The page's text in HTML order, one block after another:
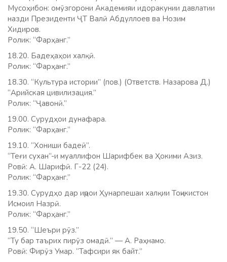
Мусоҳибон: омӯзгорони Академияи идоракунии давлатии
назди Президенти ҶТ Валӣ Абдуллоев ва Нозим
Хидиров.
Ролик: “Фарҳанг.”
18.20. Бадеҳаҳои халқӣ.
Ролик: “Фарҳанг.”
18.30. “Культура истории” (пов.) (Ответств. Назарова Д.)
“Арийская цивилизация.”
Ролик: “Ҷавонӣ.”
19.00. Сурудҳои дунафара.
Ролик: “Фарҳанг.”
19.10. “Хониши бадеӣ”.
“Теғи сухан”-и муаллифон Шарифбек ва Ҳокими Азиз.
Ровӣ: А. Шарифӣ. Г-22 (24).
Ролик: “Фарҳанг.”
19.30. Сурудҳо дар иҷрои Ҳунарпешаи халқии Тоҷикистон
Исмоил Назрӣ.
Ролик: “Фарҳанг.”
19.50. “Шеъри рӯз.”
“Ту бар таърих пирӯз омадӣ.” — А. Раҳнамо.
Ровӣ: Фирӯз Умар. “Тафсири як байт.”